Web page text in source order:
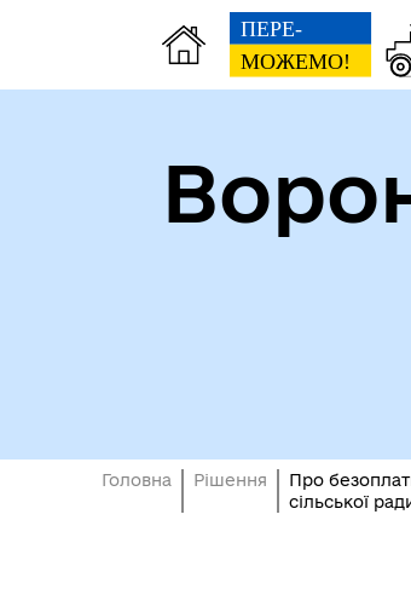
Головна Рішення
Про
сільської